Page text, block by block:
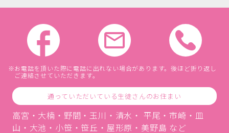
お電話を頂いた際に電話に出れない場合があります。後ほど折り返し
ご連絡させていただきます。
通っていただいている生徒さんのお住まい
高宮・大楠・野間・玉川・清水・ 平尾・市崎・皿
山・大池・小笹・笹丘・屋形原・美野島 など